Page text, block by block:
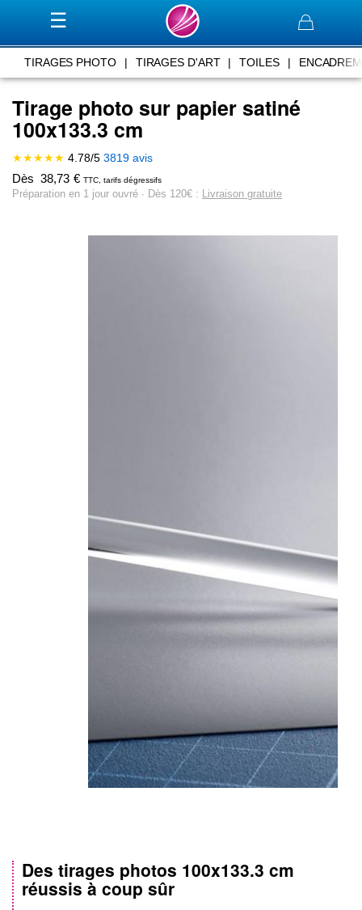
Panier
TIRAGES PHOTO | TIRAGES D'ART | TOILES |
Tirage photo sur papier satiné
100x133.3 cm
★★★★★ 4.78/5 3819 avis
Dès 38,73 € TTC, tarifs dégressifs
Préparation en 1 jour ouvré ∙ Dès 120€ : Livraison gratuite
Skip
to
the
Des tirages photos 100x133.3 cm
réussis à coup sûr